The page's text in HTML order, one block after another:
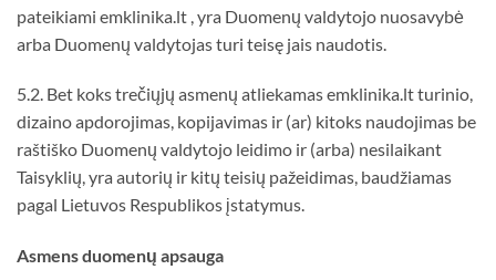
pateikiami emklinika.lt , yra Duomenų valdytojo nuosavybė
arba Duomenų valdytojas turi teisę jais naudotis.
5.2. Bet koks trečiųjų asmenų atliekamas emklinika.lt turinio,
dizaino apdorojimas, kopijavimas ir (ar) kitoks naudojimas be
raštiško Duomenų valdytojo leidimo ir (arba) nesilaikant
Taisyklių, yra autorių ir kitų teisių pažeidimas, baudžiamas
pagal Lietuvos Respublikos įstatymus.
Asmens duomenų apsauga